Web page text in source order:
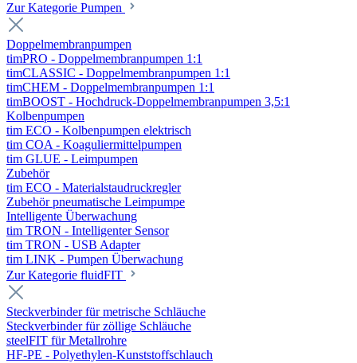
Zur Kategorie Pumpen
Doppelmembranpumpen
timPRO - Doppelmembranpumpen 1:1
timCLASSIC - Doppelmembranpumpen 1:1
timCHEM - Doppelmembranpumpen 1:1
timBOOST - Hochdruck-Doppelmembranpumpen 3,5:1
Kolbenpumpen
tim ECO - Kolbenpumpen elektrisch
tim COA - Koaguliermittelpumpen
tim GLUE - Leimpumpen
Zubehör
tim ECO - Materialstaudruckregler
Zubehör pneumatische Leimpumpe
Intelligente Überwachung
tim TRON - Intelligenter Sensor
tim TRON - USB Adapter
tim LINK - Pumpen Überwachung
Zur Kategorie fluidFIT
Steckverbinder für metrische Schläuche
Steckverbinder für zöllige Schläuche
steelFIT für Metallrohre
HF-PE - Polyethylen-Kunststoffschlauch